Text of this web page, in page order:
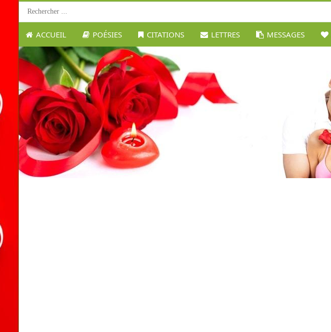
ACCUEIL POÉSIES CITATIONS LETTRES MESSAGES